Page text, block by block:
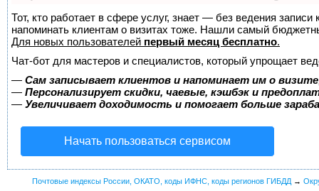
Тот, кто работает в сфере услуг, знает — без ведения
напоминать клиентам о визитах тоже. Нашли самый
Для новых пользователей первый месяц бесплатно.
Чат-бот для мастеров и специалистов, который упрощает
— Сам записывает клиентов и напоминает им о
— Персонализирует скидки, чаевые, кэшбэк и
— Увеличивает доходимость и помогает больше
Начать пользоваться сервисом
Почтовые индексы России, ОКАТО, коды ИФНС, коды регионов ГИБДД →